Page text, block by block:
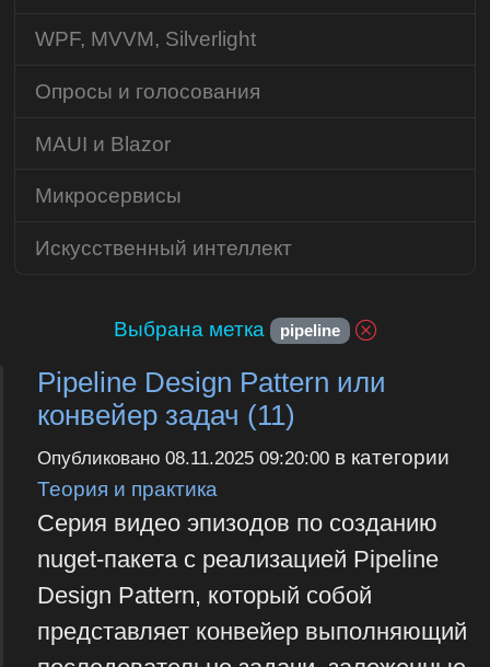
Выбрана метка pipeline
Pipeline Design Pattern или
конвейер задач (11)
Опубликовано 08.11.2025 09:20:00в категории
Теория и практика
Серия видео эпизодов по созданию
nuget-пакета с реализацией Pipeline
Design Pattern, который собой
представляет конвейер выполняющий
WPF, MVVM, Silverlight
Опросы и голосования
MAUI и Blazor
Микросервисы
Искусственный интеллект